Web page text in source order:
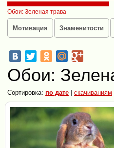
Обои: Зеленая трава
Мотивация
Знаменитости
Обои:
Сортировка: по дате | скачиваниям